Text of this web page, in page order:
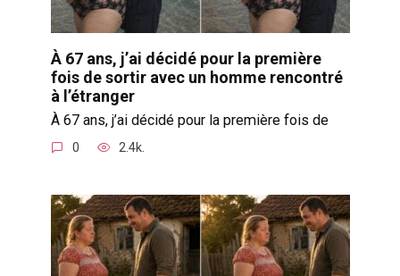
À 67 ans, j’ai décidé pour la première
fois de sortir avec un homme rencontré
à l’étranger
À 67 ans, j’ai décidé pour la première fois de
0 2.4k.